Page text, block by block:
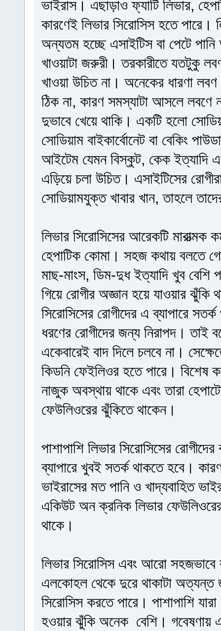
ভাইরাস। এছাড়াও ফ্যাটি লিভার,
কারণেই লিভার সিরোসিস হতে
অন্যতম হচ্ছে এসাইটিস বা পেটে
খাওয়াটা জরুরী। তরকারীতে যতটুকু
খাওয়া উচিত না। অনেকের ধারণা
ঠিক না, কারণ সমস্যাটা আসলে
দুভাবে খেয়ে থাকি। একটি হলো
সোডিয়াম বাইকার্বোনেট বা বেকিং
আইটেম যেমন বিস্কুট, কেক ইত্যাদি
এড়িয়ে চলা উচিত। এসাইটিসের
সোডিয়ামযুক্ত খাবার খান, তাহলে
লিভার সিরোসিসের আরেকটি
হেপাটিক কোমা। সহজ কথায় বলতে
মাছ-মাংস, ডিম-দুধ ইত্যাদি খুব বেশি
গিয়ে রোগীর অজ্ঞান হয়ে যাওয়ার ঝুঁকি
সিরোসিসের রোগীদের এ ব্যাপারে
ধরণের রোগীদের জন্য নিরাপদ। তাই
একেবারেই বাদ দিলে চলবে না।
কিডনি ফেইলিওর হতে পারে। বিশেষ
নাজুক অবস্থায় থাকে এবং তারা
ফেউলিওরের ঝুঁকিতে থাকেন।
পাশাপাশি লিভার সিরোসিসের
ব্যাপারে খুবই সতর্ক থাকতে হবে।
ভাইরাসের মত পানি ও খাদ্যবাহিত
একিউট অন ক্রনিক লিভার
থাকে।
লিভার সিরোসিস এবং আরো সহজভাবে
এলকোহল থেকে দুরে থাকাটা
সিরোসিস করতে পারে। পাশাপাশি
হওয়ার ঝুঁকি অনেক বেশি। গবেষণায়